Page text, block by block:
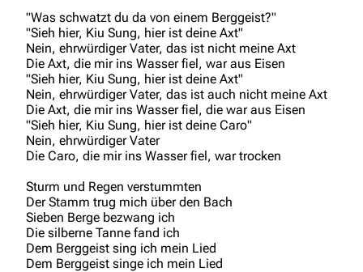
On this day
Random page
Contact
Videography
Song list
Tour dates
Merchandise
Emigrate
Information
Discography
Videography
Song list
Lindemann
Information
Discography
Song list
"Was schwatzt du da von einem Berggeist?"
"Sieh hier, Kiu Sung, hier ist deine Axt"
Nein, ehrwürdiger Vater, das ist nicht meine Axt
Die Axt, die mir ins Wasser fiel, war aus Eisen
"Sieh hier, Kiu Sung, hier ist deine Axt"
Nein, ehrwürdiger Vater, das ist auch nicht meine Axt
Die Axt, die mir ins Wasser fiel, die war aus Eisen
"Sieh hier, Kiu Sung, hier ist deine Caro"
Nein, ehrwürdiger Vater
Die Caro, die mir ins Wasser fiel, war trocken
Sturm und Regen verstummten
Der Stamm trug mich über den Bach
Sieben Berge bezwang ich
Die silberne Tanne fand ich
Dem Berggeist sing ich mein Lied
Dem Berggeist singe ich mein Lied